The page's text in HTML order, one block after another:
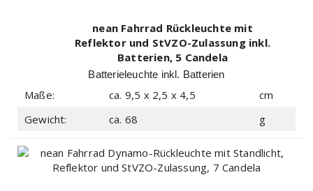
nean Fahrrad Rückleuchte mit
Reflektor und StVZO-Zulassung inkl.
Batterien, 5 Candela
Batterieleuchte inkl. Batterien
Maße: ca. 9,5 x 2,5 x 4,5
cm
Gewicht:
ca. 68 g